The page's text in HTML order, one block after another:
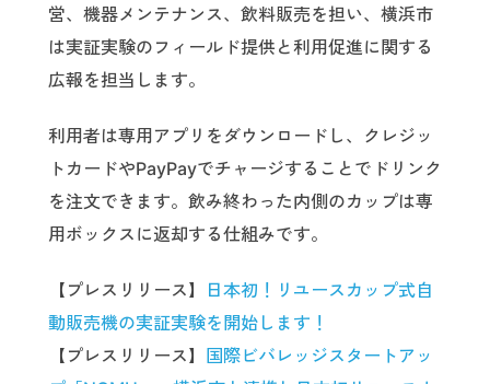
営、機器メンテナンス、飲料販売を担い、横浜市
は実証実験のフィールド提供と利用促進に関する
広報を担当します。
利用者は専用アプリをダウンロードし、クレジッ
トカードやPayPayでチャージすることでドリンク
を注文できます。飲み終わった内側のカップは専
用ボックスに返却する仕組みです。
【プレスリリース】
日本初！リユースカップ式自
動販売機の実証実験を開始します！
【プレスリリース】 国際ビバレッジスタートアッ